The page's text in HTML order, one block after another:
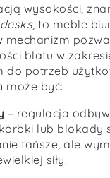
wysokości,
, to meble
mechanizm
blatu w
do potrzeb
może być:
– regulacja
lub blokady
tańsze, ale
siły.